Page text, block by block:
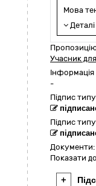
Мова
Деталі
Учасник
-
Підпис
Підпис
Документи:
Показати
+